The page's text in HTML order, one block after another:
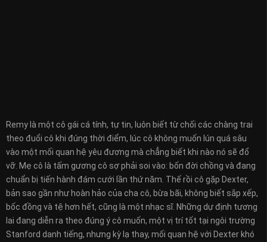
Remy là một cô gái cá tính, tự tin, luôn biết từ chối các chàng trai
theo đuổi cô khi đúng thời điểm, lúc cô không muốn lún quá sâu
vào một mối quan hệ yêu đương mà chẳng biết khi nào nó sẽ đổ
vỡ. Mẹ cô là tấm gương cô sợ phải soi vào: bốn đời chồng và đang
chuẩn bị tiến hành đám cưới lần thứ năm. Thế rồi cô gặp Dexter,
bản sao gần như hoàn hảo của cha cô, bừa bãi, không biết sắp xếp,
bốc đồng và tệ hơn hết, cũng là một nhạc sĩ. Những dự định tương
lai đang diễn ra theo đúng ý cô muốn, một vị trí tốt tại ngôi trường
Stanford danh tiếng, nhưng kỳ lạ thay, mối quan hệ với Dexter khó